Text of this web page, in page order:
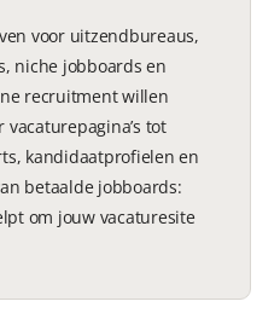
voor uitzendbureaus,
niche jobboards en
recruitment willen
vacaturepagina’s tot
kandidaatprofielen en
betaalde jobboards:
om jouw vacaturesite